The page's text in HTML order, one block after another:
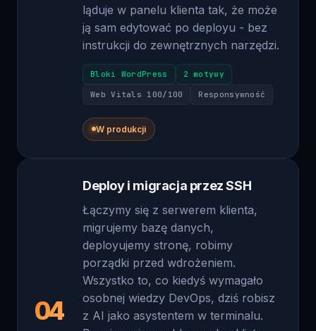
instrukcji do zewnętrznych narzędzi.
Bloki WordPress 2 motywy
Web Vitals 100/100 Responsywność
W produkcji
Łączymy się z serwerem klienta,
deployujemy stronę, robimy
porządki przed wdrożeniem.
Wszystko to, co kiedyś wymagało
osobnej wiedzy DevOps, dziś robisz
z AI jako asystentem w terminalu.
Bezpiecznie, szybko, z checklistą
która pilnuje że nie zapomnisz o